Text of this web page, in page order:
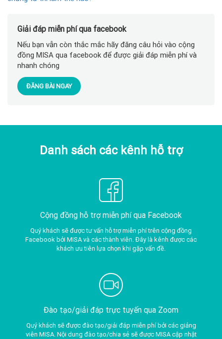
Giải đáp miễn phí qua facebook
Nếu bạn vẫn còn thắc mắc hãy đăng câu hỏi vào cộng
đồng MISA qua facebook để được giải đáp miễn phí và
nhanh chóng
ĐĂNG BÀI NGAY
Danh sách các kênh hỗ trợ
Cộng đồng hỗ trợ miễn phí qua Facebook
Quý khách sẽ được tư vấn hỗ trợ miễn phí trên cộng đồng
Facebook bởi MISA và các thành viên. Đây là kênh được các
khách ưu tiên lựa chọn khi gặp vấn đề.
Đào tạo/giải đáp trực tuyến qua Zoom
Quý khách sẽ được đào tạo/giải đáp miễn phí bởi các giảng
viên MISA. Nội dung đào tạo/chia sẻ sẽ được MISA cập nhật